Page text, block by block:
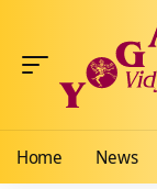
Home News